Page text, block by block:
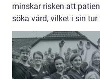
minskar risken att
söka vård, vilket i sin